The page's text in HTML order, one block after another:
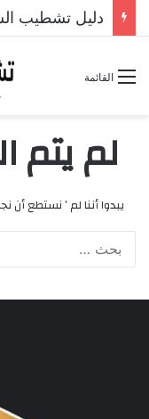
القائمة
لم يتم
يبدوا أننا لم ’ نستطع